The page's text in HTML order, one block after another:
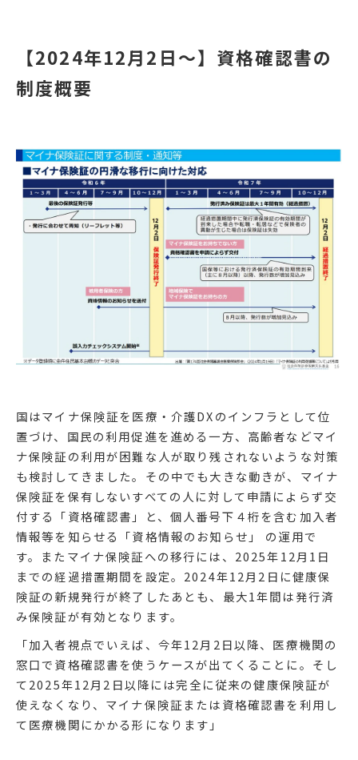
【2024年12月2日～】資格確認書の
制度概要
国はマイナ保険証を医療・介護DXのインフラとして位
置づけ、国民の利用促進を進める一方、高齢者などマイ
ナ保険証の利用が困難な人が取り残されないような対策
も検討してきました。その中でも大きな動きが、マイナ
保険証を保有しないすべての人に対して申請によらず交
付する「資格確認書」と、個人番号下４桁を含む加入者
情報等を知らせる「資格情報のお知らせ」 の運用で
す。またマイナ保険証への移行には、2025年12月1日
までの経過措置期間を設定。2024年12月2日に健康保
険証の新規発行が終了したあとも、最大1年間は発行済
み保険証が有効となります。
「加入者視点でいえば、今年12月2日以降、医療機関の
窓口で資格確認書を使うケースが出てくることに。そし
て2025年12月2日以降には完全に従来の健康保険証が
使えなくなり、マイナ保険証または資格確認書を利用し
て医療機関にかかる形になります」